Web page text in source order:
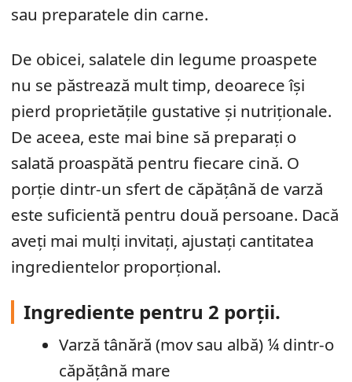
sau preparatele din carne.
De obicei, salatele din legume proaspete
nu se păstrează mult timp, deoarece își
pierd proprietățile gustative și nutriționale.
De aceea, este mai bine să preparați o
salată proaspătă pentru fiecare cină. O
porție dintr-un sfert de căpățână de varză
este suficientă pentru două persoane. Dacă
aveți mai mulți invitați, ajustați cantitatea
ingredientelor proporțional.
Ingrediente pentru 2 porții.
Varză tânără (mov sau albă) ¼ dintr-o
căpățână mare